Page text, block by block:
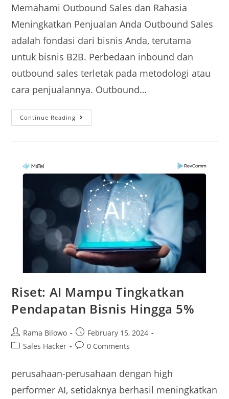
Memahami Outbound Sales dan Rahasia
Meningkatkan Penjualan Anda Outbound Sales
adalah fondasi dari bisnis Anda, terutama
untuk bisnis B2B. Perbedaan inbound dan
outbound sales terletak pada metodologi atau
cara penjualannya. Outbound…
Continue Reading
Riset: AI Mampu Tingkatkan
Pendapatan Bisnis Hingga 5% ​
Rama Bilowo
February 15, 2024
Sales Hacker
0 Comments
perusahaan-perusahaan dengan high
performer AI, setidaknya berhasil meningkatkan